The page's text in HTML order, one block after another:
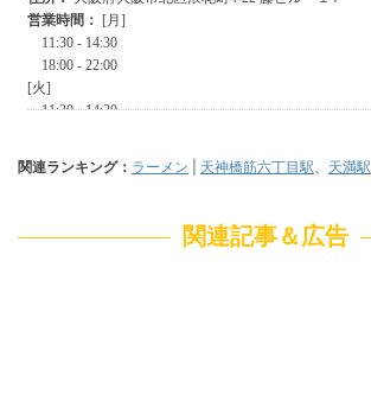
関連ランキング： ラーメン 天神橋筋六丁目駅、 天満駅
関連記事＆広告